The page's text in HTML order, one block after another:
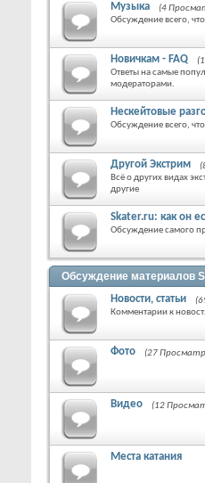
Музыка
(4
Обсуждение всего,
Новичкам - FAQ
Ответы на самые
модераторами.
Нескейтовые
Обсуждение всего,
Другой Экстрим
Всё о других видах
другие
Skater.ru: как он
Обсуждение самого
Обсуждение материалов
Новости, статьи
Комментарии к
Фото (27
Видео (12
Места катания